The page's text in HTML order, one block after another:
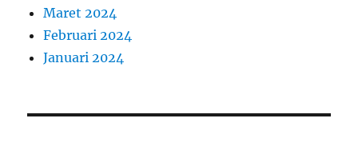
Maret 2024
Februari 2024
Januari 2024